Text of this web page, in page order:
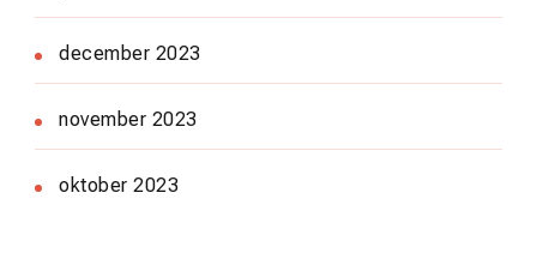
december 2023
november 2023
oktober 2023